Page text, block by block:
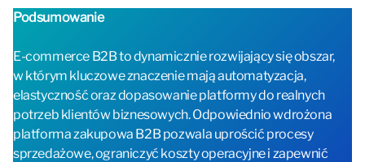
Podsumowanie
E-commerce B2B to dynamicznie rozwijający się obszar,
w którym kluczowe znaczenie mają automatyzacja,
elastyczność oraz dopasowanie platformy do realnych
potrzeb klientów biznesowych. Odpowiednio wdrożona
platforma zakupowa B2B pozwala uprościć procesy
sprzedażowe, ograniczyć koszty operacyjne i zapewnić